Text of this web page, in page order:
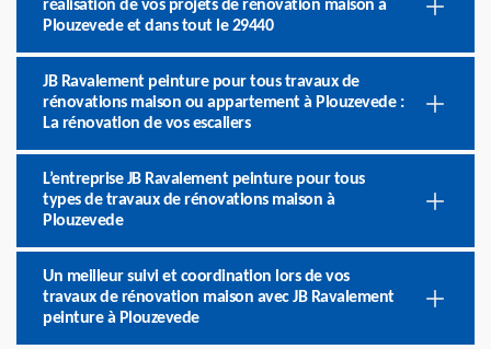
réalisation de vos projets de rénovation maison à
Plouzevede et dans tout le 29440
JB Ravalement peinture pour tous travaux de
rénovations maison ou appartement à Plouzevede :
La rénovation de vos escaliers
L’entreprise JB Ravalement peinture pour tous
types de travaux de rénovations maison à
Plouzevede
Un meilleur suivi et coordination lors de vos
travaux de rénovation maison avec JB Ravalement
peinture à Plouzevede